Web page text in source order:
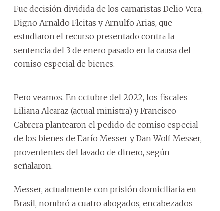
Fue decisión dividida de los camaristas Delio Vera,
Digno Arnaldo Fleitas y Arnulfo Arias, que
estudiaron el recurso presentado contra la
sentencia del 3 de enero pasado en la causa del
comiso especial de bienes.
Pero veamos. En octubre del 2022, los fiscales
Liliana Alcaraz (actual ministra) y Francisco
Cabrera plantearon el pedido de comiso especial
de los bienes de Darío Messer y Dan Wolf Messer,
provenientes del lavado de dinero, según
señalaron.
Messer, actualmente con prisión domiciliaria en
Brasil, nombró a cuatro abogados, encabezados